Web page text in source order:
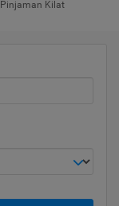
Pinjaman Kilat